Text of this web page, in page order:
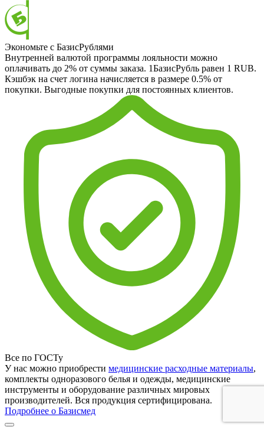
Экономьте с БазисРублями
Внутренней валютой программы лояльности можно
оплачивать до 2% от суммы заказа. 1БазисРубль равен 1 RUB.
Кэшбэк на счет логина начисляется в размере 0.5% от
покупки. Выгодные покупки для постоянных клиентов.
Все по ГОСТу
У нас можно приобрести медицинские расходные материалы,
комплекты одноразового белья и одежды, медицинские
инструменты и оборудование различных мировых
производителей. Вся продукция сертифицирована.
Подробнее о Базисмед